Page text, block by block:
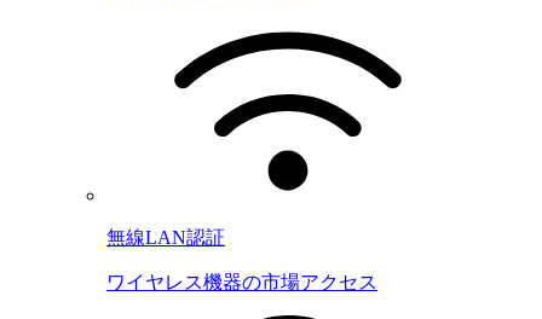
無線LAN認証
ワイヤレス機器の市場アクセス